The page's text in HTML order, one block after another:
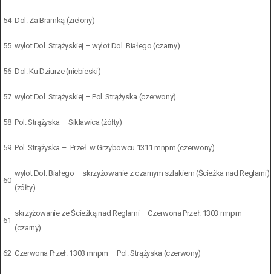
54 Dol. Za Bramką (zielony)
55 wylot Dol. Strążyskiej – wylot Dol. Białego (czarny)
56 Dol. Ku Dziurze (niebieski)
57 wylot Dol. Strążyskiej – Pol. Strążyska (czerwony)
58 Pol. Strążyska – Siklawica (żółty)
59 Pol. Strążyska – Przeł. w Grzybowcu 1311 mnpm (czerwony)
60
wylot Dol. Białego – skrzyżowanie z czarnym szlakiem (Ścieżka nad Reglami)
(żółty)
61
skrzyżowanie ze Ścieżką nad Reglami – Czerwona Przeł. 1303 mnpm
(czarny)
62 Czerwona Przeł. 1303 mnpm – Pol. Strążyska (czerwony)